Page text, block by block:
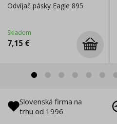
Odvíjač pásky Eagle 895
Skladom
7,15 €
Slovenská firma na
trhu od 1996